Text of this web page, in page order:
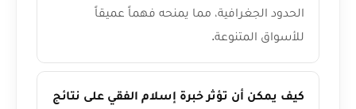
الحدود الجغرافية، مما يمنحه فهماً عميقاً
للأسواق المتنوعة.
كيف يمكن أن تؤثر خبرة إسلام الفقي على نتائج